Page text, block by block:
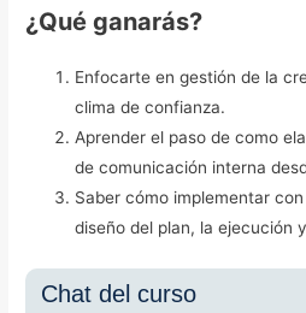
¿Qué ganarás?
Enfocarte en gestión de la
clima de confianza.
Aprender el paso de como
de comunicación interna
Saber cómo implementar
diseño del plan, la ejecución
Chat del curso